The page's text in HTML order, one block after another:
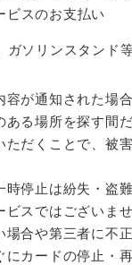
ビスのお支払い
ガソリンスタンド
容が通知された場
ある場所を探す間
だくことで、被
時停止は紛失・盗
スではございませ
場合や第三者に不
カードの停止・